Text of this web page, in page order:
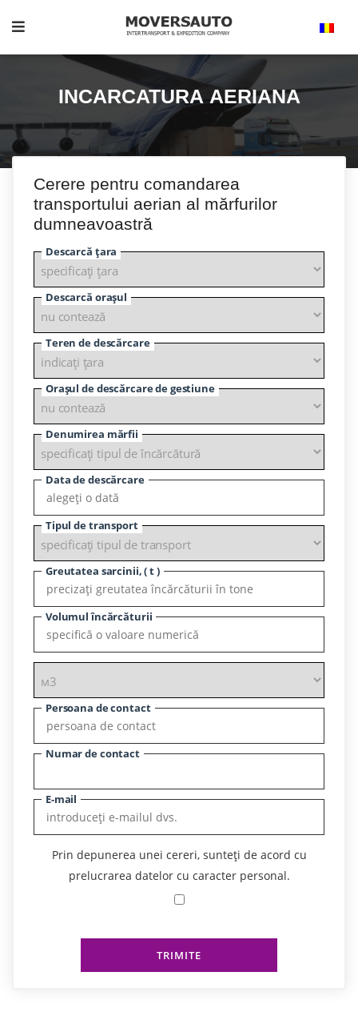
INCARCATURA AERIANA
Cerere pentru comandarea
transportului aerian al mărfurilor
dumneavoastră
Descarcă țara
Descarcă orașul
Teren de descărcare
Orașul de descărcare de gestiune
Denumirea mărfii
Data de descărcare
Tipul de transport
Greutatea sarcinii, ( t )
Volumul încărcăturii
Persoana de contact
Numar de contact
E-mail
Prin depunerea unei cereri, sunteți de acord cu
prelucrarea datelor cu caracter personal.
TRIMITE